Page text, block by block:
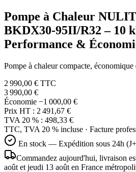
Pompe à Chaleur
BKDX30-95II/R32 – 10
Performance &
Pompe à chaleur compacte, économique
2 990,00 € TTC
3 990,00 €
Économie −1 000,00 €
Prix HT : 2 491,67 €
TVA 20 % : 498,33 €
TTC, TVA 20 % incluse · Facture
En stock — Expédition sous 24h
Commandez aujourd'hui, livraison
août et jeudi 13 août en France